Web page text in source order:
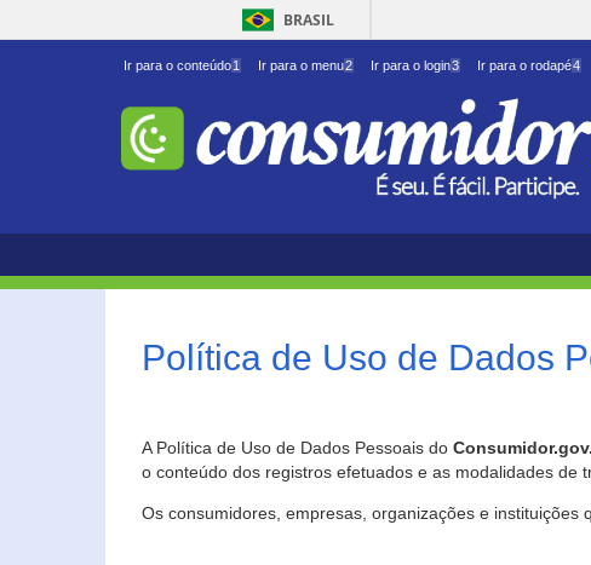
BRASIL
Ir para o conteúdo1 Ir para o menu2 Ir para o login3 Ir para o rodapé4
Política de Uso de Dados
A Política de Uso de Dados Pessoais do
o conteúdo dos registros efetuados e as modalidades de
Os consumidores, empresas, organizações e instituições